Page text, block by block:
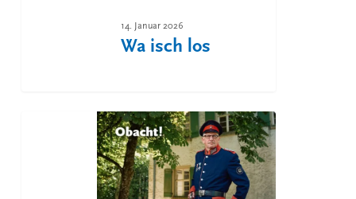
14. Januar 2026
Wa isch los